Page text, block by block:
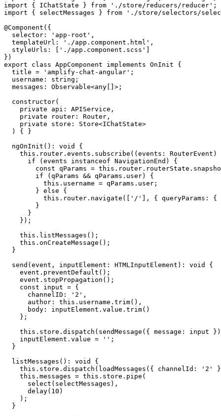
import { IChatState } from './store/reducers/reducer';
import { selectMessages } from './store/selectors/
@Component({
  selector: 'app-root',
  templateUrl: './app.component.html',
  styleUrls: ['./app.component.scss']
})
export class AppComponent implements OnInit {
  title = 'amplify-chat-angular';
  username: string;
  messages: Observable<any[]>;
  constructor(
    private api: APIService,
    private router: Router,
    private store: Store<IChatState>
  ) { }
  ngOnInit(): void {
this.router.events.subscribe((events: RouterEvent)
      if (events instanceof NavigationEnd) {
const qParams =
        if (qParams && qParams.user) {
          this.username = qParams.user;
        } else {
this.router.navigate(['/'], { queryParams: {
        }
      }
    });
    this.listMessages();
    this.onCreateMessage();
  }
  send(event, inputElement: HTMLInputElement): void {
    event.preventDefault();
    event.stopPropagation();
    const input = {
      channelID: '2',
      author: this.username.trim(),
      body: inputElement.value.trim()
    };
this.store.dispatch(sendMessage({ message: input
    inputElement.value = '';
  }
  listMessages(): void {
this.store.dispatch(loadMessages({ channelId: '2'
    this.messages = this.store.pipe(
      select(selectMessages),
      delay(10)
    );
  }